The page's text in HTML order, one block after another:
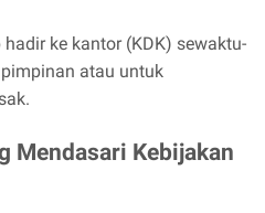
hadir ke kantor (KDK) sewaktu-
atau untuk
Mendasari Kebijakan